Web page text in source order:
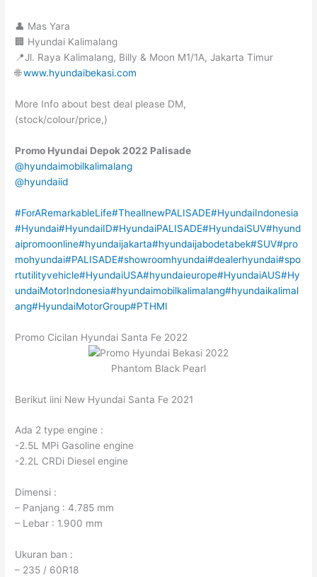
👤 Mas Yara
🏢 Hyundai Kalimalang
📍Jl. Raya Kalimalang, Billy & Moon M1/1A, Jakarta Timur
🌐www.hyundaibekasi.com
More Info about best deal please DM,
(stock/colour/price,)
Promo Hyundai Depok 2022 Palisade
@hyundaimobilkalimalang
@hyundaiid
#ForARemarkableLife#TheallnewPALISADE#HyundaiIndonesia
#Hyundai#HyundaiID#HyundaiPALISADE#HyundaiSUV#hyund
aipromoonline#hyundaijakarta#hyundaijabodetabek#SUV#pro
mohyundai#PALISADE#showroomhyundai#dealerhyundai#spo
rtutilityvehicle#HyundaiUSA#hyundaieurope#HyundaiAUS#Hy
undaiMotorIndonesia#hyundaimobilkalimalang#hyundaikalimal
ang#HyundaiMotorGroup#PTHMI
Promo Cicilan Hyundai Santa Fe 2022
Phantom Black Pearl
Berikut iini New Hyundai Santa Fe 2021
Ada 2 type engine :
-2.5L MPi Gasoline engine
-2.2L CRDi Diesel engine
Dimensi :
– Panjang : 4.785 mm
– Lebar : 1.900 mm
Ukuran ban :
– 235 / 60R18